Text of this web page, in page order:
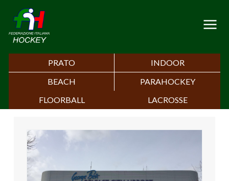
PRATO
INDOOR
BEACH
PARAHOCKEY
FLOORBALL
LACROSSE